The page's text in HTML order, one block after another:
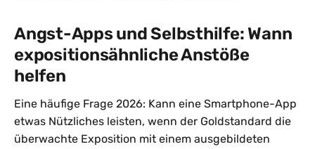
Angst-Apps und Selbsthilfe: Wann
expositionsähnliche Anstöße
helfen
Eine häufige Frage 2026: Kann eine Smartphone-App
etwas Nützliches leisten, wenn der Goldstandard die
überwachte Exposition mit einem ausgebildeten